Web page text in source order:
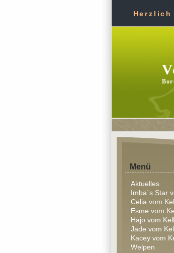
Menü
Aktuelles
Imba´s Star
Celia vom
Esme vom
Hajo vom
Jade vom
Kacey vom
Welpen